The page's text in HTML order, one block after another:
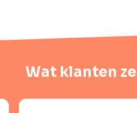
Wat klanten